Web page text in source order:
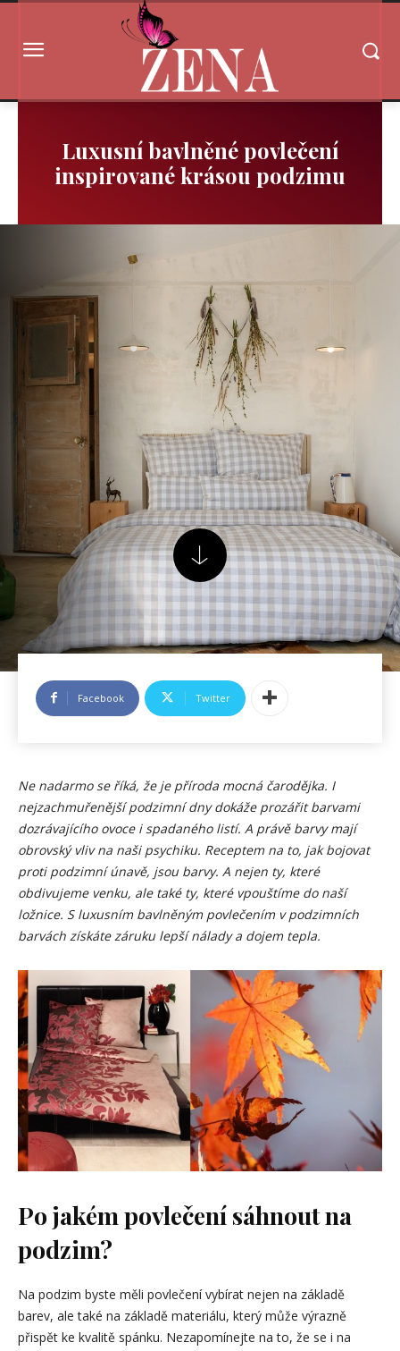
Luxusní bavlněné povlečení
inspirované krásou podzimu
Facebook Twitter
Ne nadarmo se říká, že je příroda mocná čarodějka. I
nejzachmuřenější podzimní dny dokáže prozářit barvami
dozrávajícího ovoce i spadaného listí. A právě barvy mají
obrovský vliv na naši psychiku. Receptem na to, jak bojovat
proti podzimní únavě, jsou barvy. A nejen ty, které
obdivujeme venku, ale také ty, které vpouštíme do naší
ložnice. S luxusním bavlněným povlečením v podzimních
barvách získáte záruku lepší nálady a dojem tepla.
Po jakém povlečení sáhnout na
podzim?
Na podzim byste měli povlečení vybírat nejen na základě
barev, ale také na základě materiálu, který může výrazně
přispět ke kvalitě spánku. Nezapomínejte na to, že se i na